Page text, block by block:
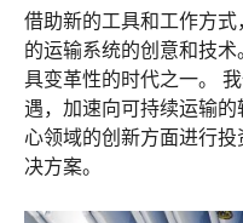
借助新的工具和工作方
的运输系统的创意和技
具变革性的时代之一。
遇，加速向可持续运输
心领域的创新方面进行
决方案。